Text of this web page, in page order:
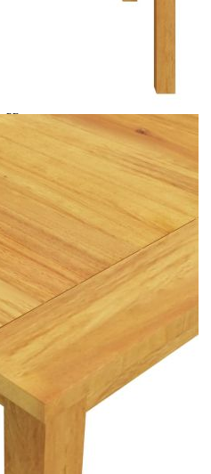
PE ратан, акациево дърво масив,
боядисана стомана
х 74 см (Д x Ш x В)
x 92 см (Ш х Д х В)
от 100% полиестер с пълнеж от